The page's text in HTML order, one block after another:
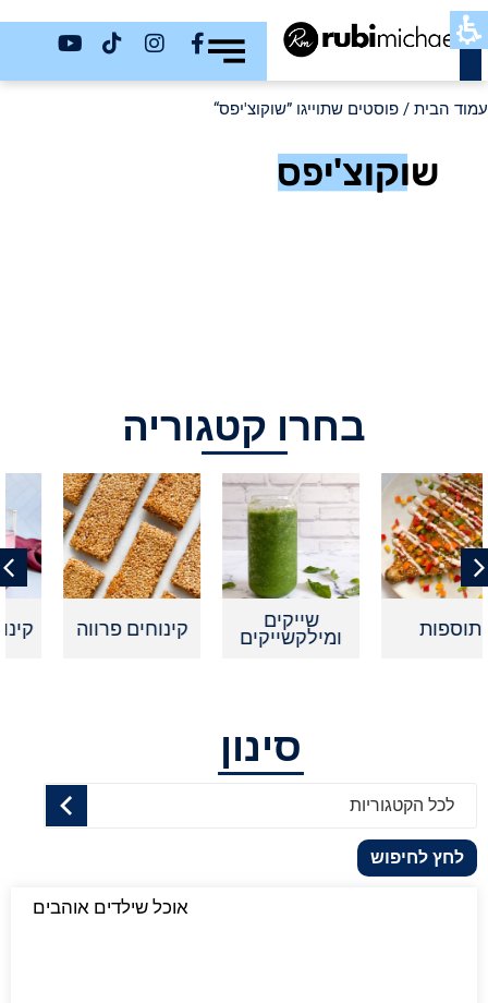
כשר
עמוד הבית / פוסטים שתוייגו ”שוקוצ'יפס“
שוקוצ'יפס
בחרו קטגוריה
ומילקשייקים קינוחים פרווה קינוחים
סינון
לכל הקטגוריות
לחץ לחיפוש
אוכל שילדים אוהבים